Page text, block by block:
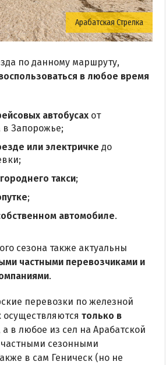
Первой онлайн
2026
2026
Арабатская Стрелка
по данному маршруту,
в любое время
автобусах от
в Запорожье;
или электричке до
такси;
;
автомобиле.
сезона также актуальны
частными перевозчиками и
.
перевозки по железной
осуществляются только в
а в любое из сел на Арабатской
сезонными
в сам Геническ (но не